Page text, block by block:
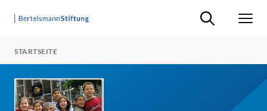
Suche ein-/
STARTSEITE